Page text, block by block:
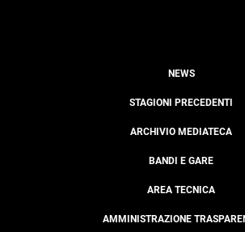
NEWS
STAGIONI PRECEDENTI
ARCHIVIO MEDIATECA
BANDI E GARE
AREA TECNICA
AMMINISTRAZIONE